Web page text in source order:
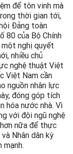
để tôn vinh mà
thời gian tới,
Đảng toàn
80 của Bộ Chính
nghị quyết
nhiều chủ
nghệ thuật Việt
Việt Nam cần
nguồn nhân lực
đóng góp tích
hóa nước nhà. Vì
với đội ngũ nghệ
nữa để thực
Nhân dân kỳ
mạnh.